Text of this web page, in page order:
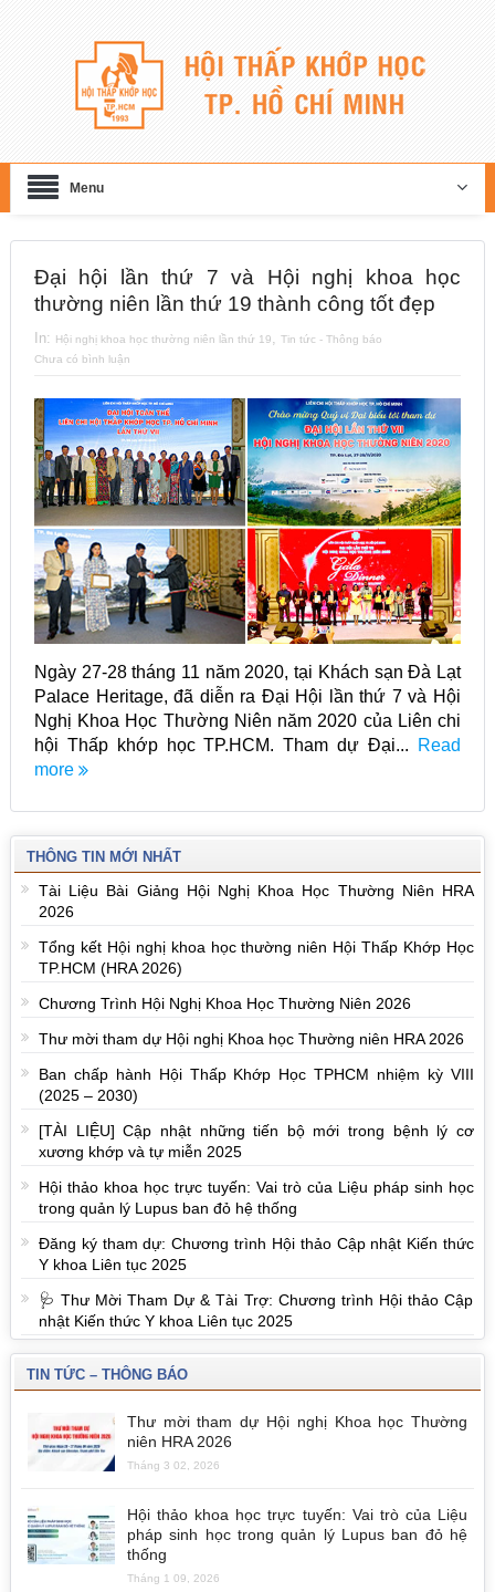
Menu
Đại hội lần thứ 7 và Hội nghị khoa học
thường niên lần thứ 19 thành công tốt đẹp
In: Hội nghị khoa học thường niên lần thứ 19, Tin tức - Thông báo
Chưa có bình luận
Ngày 27-28 tháng 11 năm 2020, tại Khách sạn Đà Lạt
Palace Heritage, đã diễn ra Đại Hội lần thứ 7 và Hội
Nghị Khoa Học Thường Niên năm 2020 của Liên chi
hội Thấp khớp học TP.HCM. Tham dự Đại...
Read
more
THÔNG TIN MỚI NHẤT
Tài Liệu Bài Giảng Hội Nghị Khoa Học Thường Niên HRA
2026
Tổng kết Hội nghị khoa học thường niên Hội Thấp Khớp Học
TP.HCM (HRA 2026)
Chương Trình Hội Nghị Khoa Học Thường Niên 2026
Thư mời tham dự Hội nghị Khoa học Thường niên HRA 2026
Ban chấp hành Hội Thấp Khớp Học TPHCM nhiệm kỳ VIII
(2025 – 2030)
[TÀI LIỆU] Cập nhật những tiến bộ mới trong bệnh lý cơ
xương khớp và tự miễn 2025
Hội thảo khoa học trực tuyến: Vai trò của Liệu pháp sinh học
trong quản lý Lupus ban đỏ hệ thống
Đăng ký tham dự: Chương trình Hội thảo Cập nhật Kiến thức
Y khoa Liên tục 2025
🩺 Thư Mời Tham Dự & Tài Trợ: Chương trình Hội thảo Cập
nhật Kiến thức Y khoa Liên tục 2025
TIN TỨC – THÔNG BÁO
Thư mời tham dự Hội nghị Khoa học Thường
niên HRA 2026
Tháng 3 02, 2026
Hội thảo khoa học trực tuyến: Vai trò của Liệu
pháp sinh học trong quản lý Lupus ban đỏ hệ
thống
Tháng 1 09, 2026